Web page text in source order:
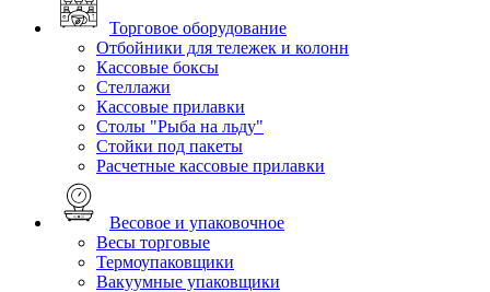
Торговое оборудование
Отбойники для тележек и колонн
Кассовые боксы
Стеллажи
Кассовые прилавки
Столы "Рыба на льду"
Стойки под пакеты
Расчетные кассовые прилавки
Весовое и упаковочное
Весы торговые
Термоупаковщики
Вакуумные упаковщики